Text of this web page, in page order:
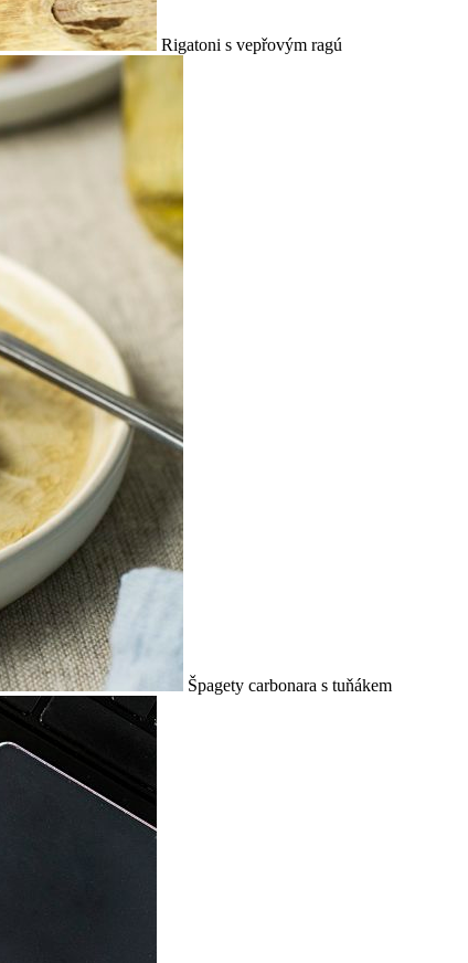
Rigatoni s vepřovým ragú
Špagety carbonara s tuňákem